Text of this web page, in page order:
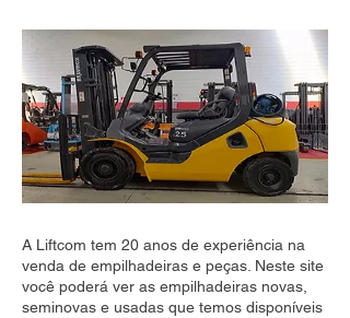
A Liftcom tem 20 anos de experiência na
venda de empilhadeiras e peças. Neste site
você poderá ver as empilhadeiras novas,
seminovas e usadas que temos disponíveis